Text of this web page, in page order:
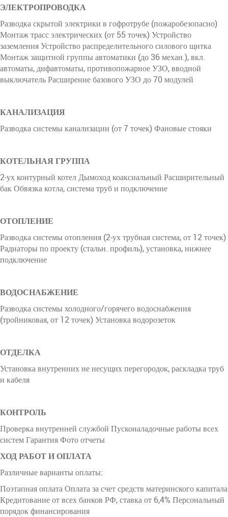
ЭЛЕКТРОПРОВОДКА
Разводка скрытой электрики в гофротрубе (пожаробезопасно)
Монтаж трасс электрических (от 55 точек) Устройство
заземления Устройство распределительного силового щитка
Монтаж защитной группы автоматики (до 36 механ.), вкл.
автоматы, дифавтоматы, противопожарное УЗО, вводной
выключатель Расширение базового УЗО до 70 модулей
КАНАЛИЗАЦИЯ
Разводка системы канализации (от 7 точек) Фановые стояки
КОТЕЛЬНАЯ ГРУППА
2-ух контурный котел Дымоход коаксиальный Расширительный
бак Обвязка котла, система труб и подключение
ОТОПЛЕНИЕ
Разводка системы отопления (2-ух трубная система, от 12 точек)
Радиаторы по проекту (стальн. профиль), установка, нижнее
подключение
ВОДОСНАБЖЕНИЕ
Разводка системы холодного/горячего водоснабжения
(тройниковая, от 12 точек) Установка водорозеток
ОТДЕЛКА
Установка внутренних не несущих перегородок, раскладка труб
и кабеля
КОНТРОЛЬ
Проверка внутренней службой Пусконаладочные работы всех
систем Гарантия Фото отчеты
ХОД РАБОТ И ОПЛАТА
Различные варианты оплаты:
Поэтапная оплата Оплата за счет средств материнского капитала
Кредитование от всех банков РФ, ставка от 6,4% Персональный
порядок финансирования